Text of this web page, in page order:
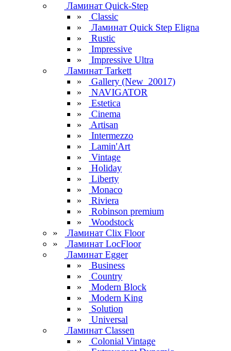
Ламинат Quick-Step
»
Classic
»
Ламинат Quick Step Eligna
»
Rustic
»
Impressive
»
Impressive Ultra
Ламинат Tarkett
»
Gallery (New_20017)
»
NAVIGATOR
»
Estetica
»
Cinema
»
Artisan
»
Intermezzo
»
Lamin'Art
»
Vintage
»
Holiday
»
Liberty
»
Monaco
»
Riviera
»
Robinson premium
»
Woodstock
»
Ламинат Clix Floor
»
Ламинат LocFloor
Ламинат Egger
»
Business
»
Country
»
Modern Block
»
Modern King
»
Solution
»
Universal
Ламинат Classen
»
Colonial Vintage